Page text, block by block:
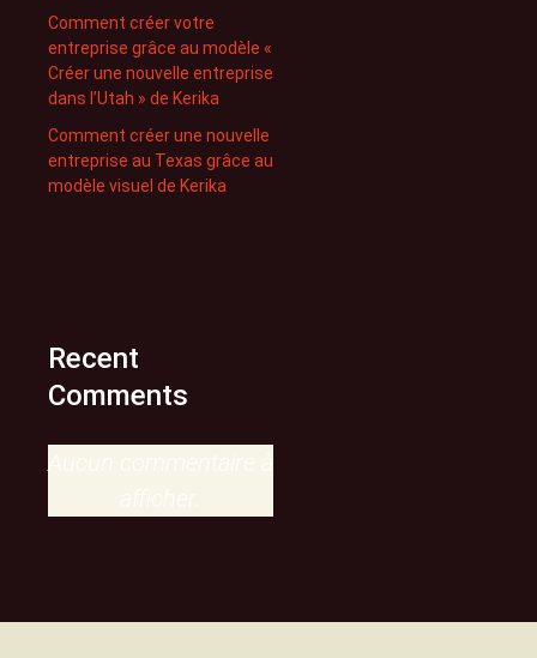
Comment créer votre
entreprise grâce au modèle «
Créer une nouvelle entreprise
dans l’Utah » de Kerika
Comment créer une nouvelle
entreprise au Texas grâce au
modèle visuel de Kerika
Recent
Comments
Aucun commentaire à
afficher.